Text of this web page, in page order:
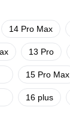
14 Pro Max
13 Pro
15 Pro Max
16 plus